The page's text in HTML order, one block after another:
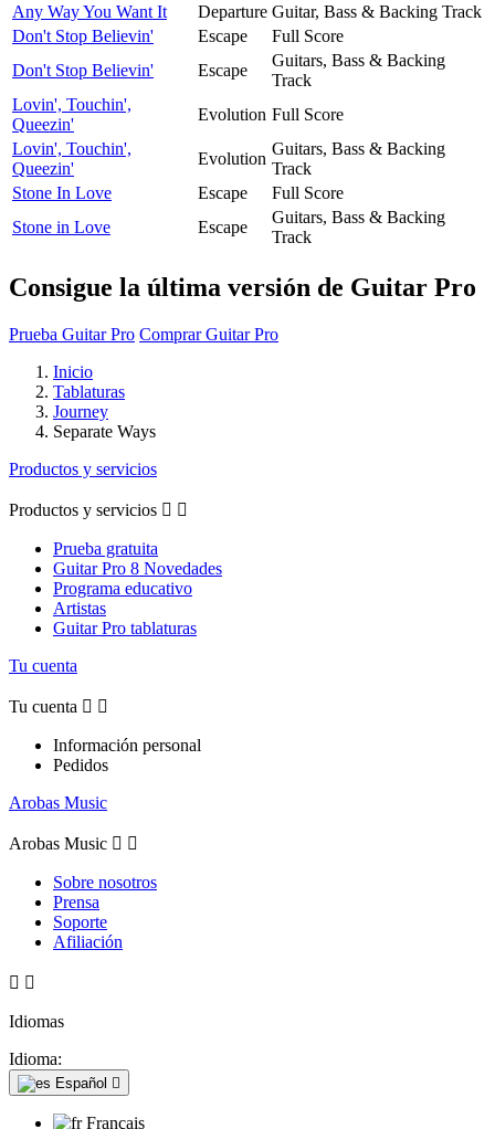
Any Way You Want It
Departure Guitar, Bass & Backing Track
Don't Stop Believin'
Escape
Full Score
Don't Stop Believin'
Escape
Guitars, Bass & Backing
Track
Lovin', Touchin',
Queezin'
Evolution Full Score
Lovin', Touchin',
Queezin'
Evolution
Guitars, Bass & Backing
Track
Stone In Love
Escape
Full Score
Stone in Love
Escape
Guitars, Bass & Backing
Track
Consigue la última versión de Guitar Pro
Prueba Guitar Pro Comprar Guitar Pro
Inicio
Tablaturas
Journey
Separate Ways
Productos y servicios
Productos y servicios  
Prueba gratuita
Guitar Pro 8 Novedades
Programa educativo
Artistas
Guitar Pro tablaturas
Tu cuenta
Tu cuenta  
Información personal
Pedidos
Arobas Music
Arobas Music  
Sobre nosotros
Prensa
Soporte
Afiliación
 
Idiomas
Idioma:
Español 
Français